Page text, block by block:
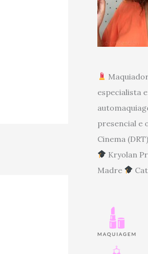
especialista
presencial e
Cinema
Kryolan
Madre